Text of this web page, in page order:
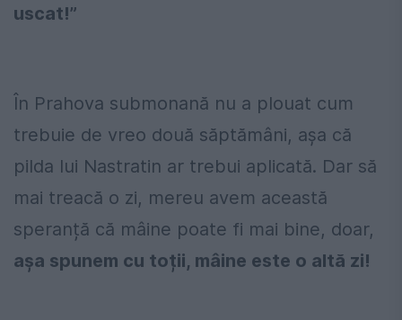
uscat!”
În Prahova submonană nu a plouat cum
trebuie de vreo două săptămâni, așa că
pilda lui Nastratin ar trebui aplicată. Dar să
mai treacă o zi, mereu avem această
speranță că mâine poate fi mai bine, doar,
așa spunem cu toții, mâine este o altă zi!